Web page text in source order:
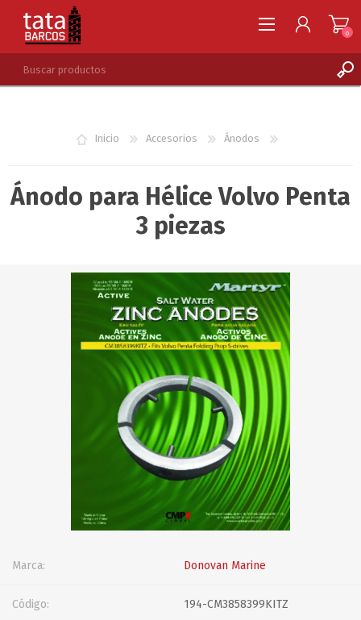
LISTA DE DESEOS
0
Inicio Accesorios Ánodos
Ánodo para Hélice Volvo Penta
3 piezas
Marca: Donovan Marine
Código: 194-CM3858399KITZ